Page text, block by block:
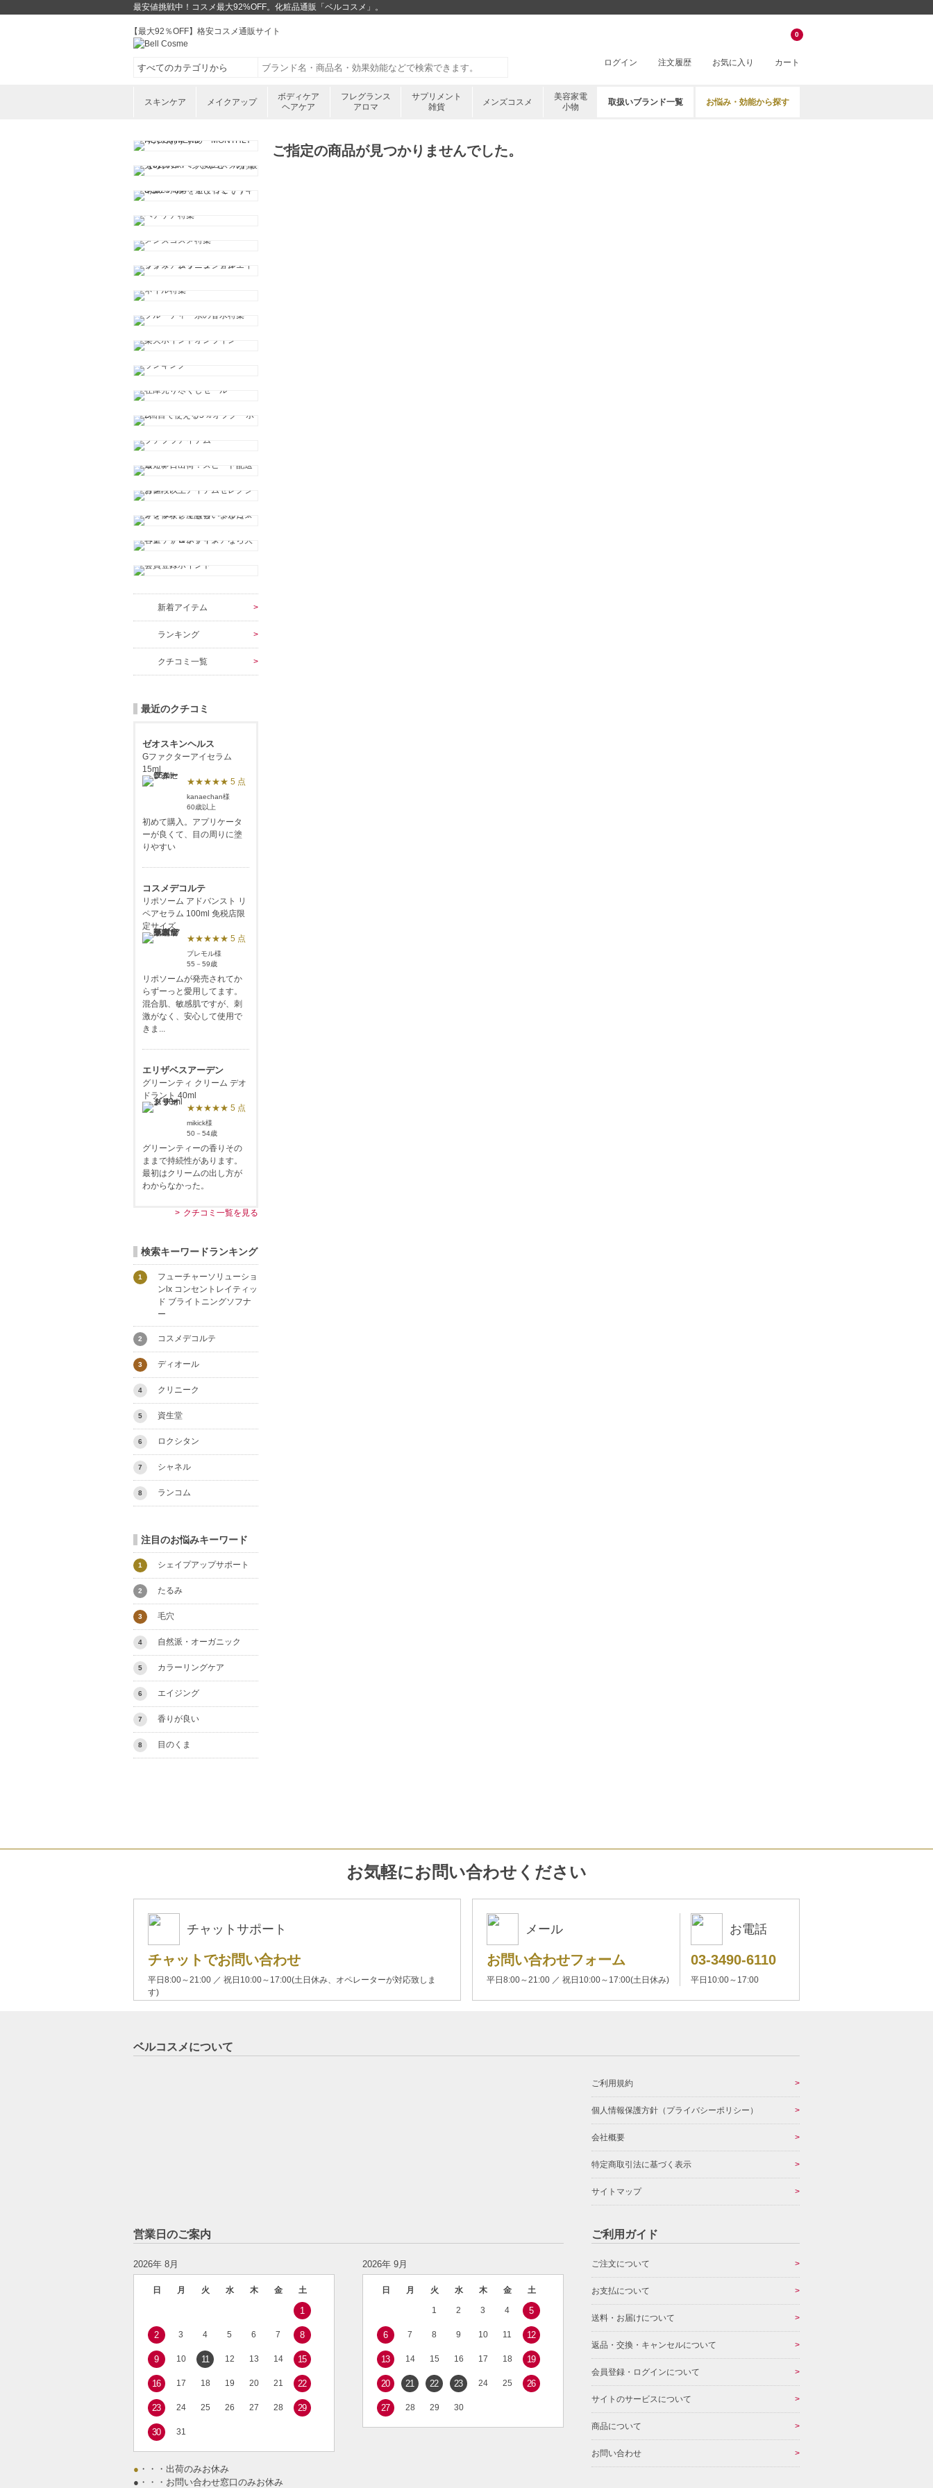
最安値挑戦中！コスメ最大92%OFF。化粧品通販「ベルコスメ」。
【最大92％OFF】格安コスメ通販サイト
ログイン 注文履歴 お気に入り カート
0
スキンケア メイクアップ
ボディケア
ヘアケア
フレグランス
アロマ
サプリメント
雑貨
メンズコスメ
美容家電
小物
取扱いブランド一覧 お悩み・効能から探す
ご指定の商品が見つかりませんでした。
新着アイテム
ランキング
クチコミ一覧
最近のクチコミ
ゼオスキンヘルス
Gファクターアイセラム
15ml
★★★★★ 5 点
kanaechan様
60歳以上
初めて購入。アプリケータ
ーが良くて、目の周りに塗
りやすい
コスメデコルテ
リポソーム アドバンスト リ
ペアセラム 100ml 免税店限
定サイズ
★★★★★ 5 点
プレモル様
55－59歳
リポソームが発売されてか
らずーっと愛用してます。
混合肌、敏感肌ですが、刺
激がなく、安心して使用で
きま...
エリザベスアーデン
グリーンティ クリーム デオ
ドラント 40ml
★★★★★ 5 点
mikick様
50－54歳
グリーンティーの香りその
ままで持続性があります。
最初はクリームの出し方が
わからなかった。
クチコミ一覧を見る
検索キーワードランキング
1
フューチャーソリューショ
ンlx コンセントレイティッ
ド ブライトニングソフナ
ー
2 コスメデコルテ
3 ディオール
4 クリニーク
5 資生堂
6 ロクシタン
7 シャネル
8 ランコム
注目のお悩みキーワード
1 シェイプアップサポート
2 たるみ
3 毛穴
4 自然派・オーガニック
5 カラーリングケア
6 エイジング
7 香りが良い
8 目のくま
お気軽にお問い合わせください
チャットサポート
チャットでお問い合わせ
平日8:00～21:00 ／ 祝日10:00～17:00(土日休み、オペレーターが対応致しま
す)
メール
お問い合わせフォーム
平日8:00～21:00 ／ 祝日10:00～17:00(土日休み)
お電話
03-3490-6110
平日10:00～17:00
ベルコスメについて
ご利用規約
個人情報保護方針（プライバシーポリシー）
会社概要
特定商取引法に基づく表示
サイトマップ
営業日のご案内
2026年 8月
日 月 火 水 木 金 土
1
2 3 4 5 6 7 8
9 10 11 12 13 14 15
16 17 18 19 20 21 22
23 24 25 26 27 28 29
30 31
2026年 9月
日 月 火 水 木 金 土
1 2 3 4 5
6 7 8 9 10 11 12
13 14 15 16 17 18 19
20 21 22 23 24 25 26
27 28 29 30
● ・・・出荷のみお休み
● ・・・お問い合わせ窓口のみお休み
ご利用ガイド
ご注文について
お支払について
送料・お届けについて
返品・交換・キャンセルについて
会員登録・ログインについて
サイトのサービスについて
商品について
お問い合わせ